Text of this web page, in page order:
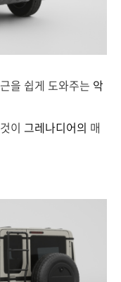
을 쉽게 도와주는 악
이 그레나디어의 매